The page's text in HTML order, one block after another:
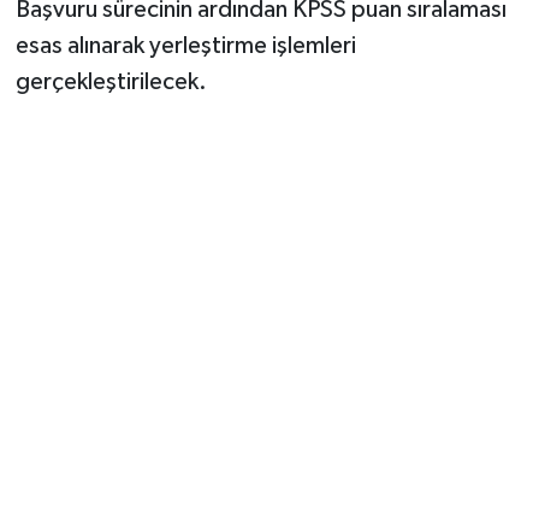
Başvuru sürecinin ardından KPSS puan sıralaması
esas alınarak yerleştirme işlemleri
gerçekleştirilecek.